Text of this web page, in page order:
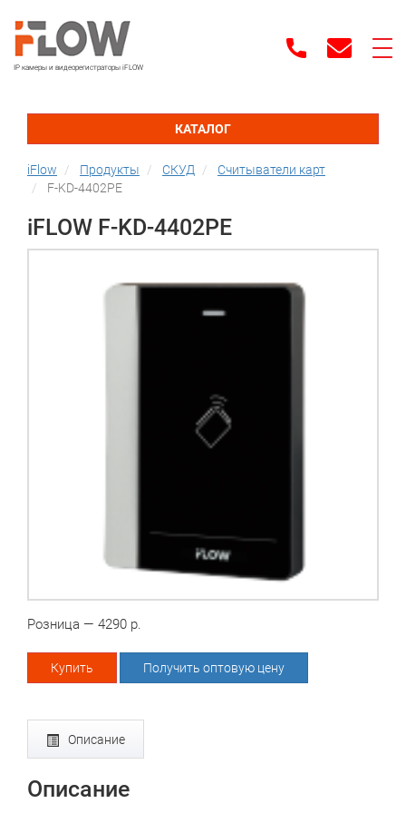
IP камеры и видеорегистраторы iFLOW
КАТАЛОГ
iFlow Продукты СКУД
Считыватели карт
F-KD-4402PE
iFLOW F-KD-4402PE
Розница — 4290 р.
Купить Получить оптовую цену
Описание
Описание